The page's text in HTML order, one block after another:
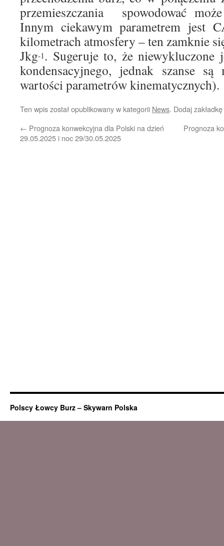
przemieszczania spowodować
Innym ciekawym parametrem jest
kilometrach atmosfery – ten zamknie
Jkg-1 . Sugeruje to, że niewykluczone
kondensacyjnego, jednak szanse
wartości parametrów kinematycznych).
Ten wpis został opublikowany w kategorii News. Dodaj
← Prognoza konwekcyjna dla Polski na dzień
29.05.2025 i noc 29/30.05.2025
Prognoza
Polscy Łowcy Burz – Skywarn Polska